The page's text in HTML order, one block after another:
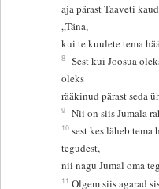
aja pärast Taaveti
„Täna,
kui te kuulete tema
8 Sest kui Joosua
oleks
rääkinud pärast seda
9 Nii on siis Jumala
10 sest kes läheb tema
tegudest,
nii nagu Jumal oma
11 Olgem siis agarad